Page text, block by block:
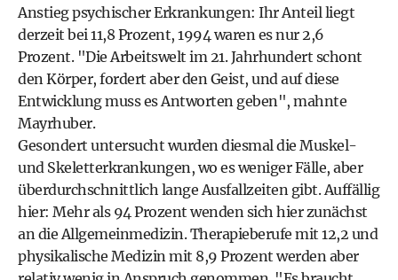
Anstieg psychischer Erkrankungen: Ihr Anteil liegt
derzeit bei 11,8 Prozent, 1994 waren es nur 2,6
Prozent. "Die Arbeitswelt im 21. Jahrhundert schont
den Körper, fordert aber den Geist, und auf diese
Entwicklung muss es Antworten geben", mahnte
Mayrhuber.
Gesondert untersucht wurden diesmal die Muskel-
und Skeletterkrankungen, wo es weniger Fälle, aber
überdurchschnittlich lange Ausfallzeiten gibt. Auffällig
hier: Mehr als 94 Prozent wenden sich hier zunächst
an die Allgemeinmedizin. Therapieberufe mit 12,2 und
physikalische Medizin mit 8,9 Prozent werden aber